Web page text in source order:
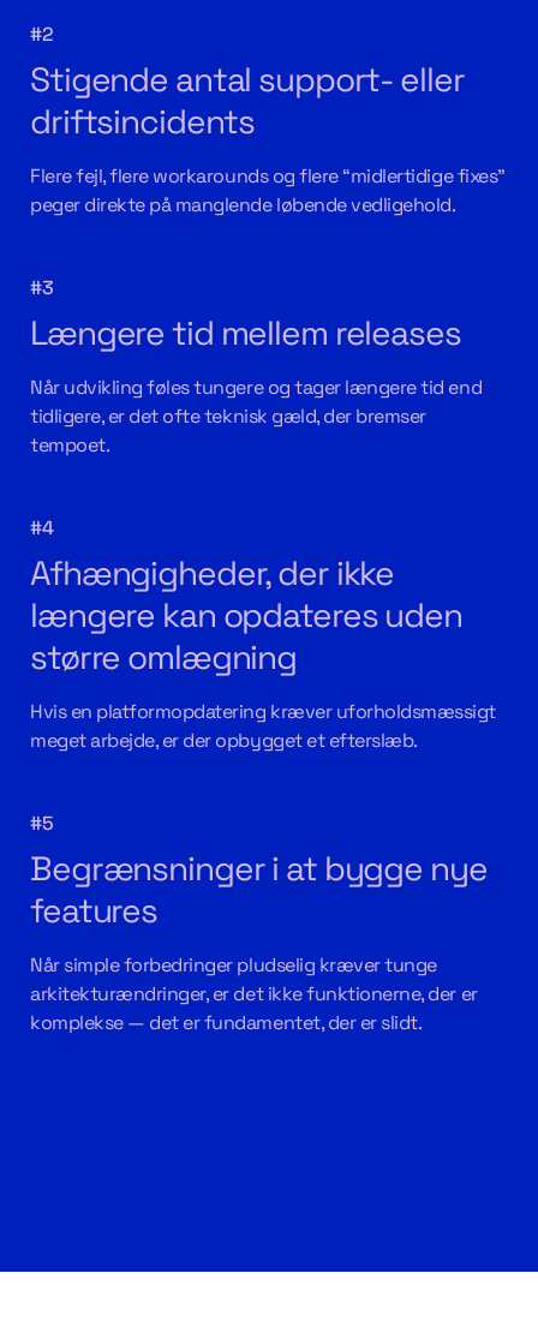
#2
Stigende antal support- eller
driftsincidents
Flere fejl, flere workarounds og flere “midlertidige fixes”
peger direkte på manglende løbende vedligehold.
#3
Længere tid mellem releases
Når udvikling føles tungere og tager længere tid end
tidligere, er det ofte teknisk gæld, der bremser
tempoet.
#4
Afhængigheder, der ikke
længere kan opdateres uden
større omlægning
Hvis en platformopdatering kræver uforholdsmæssigt
meget arbejde, er der opbygget et efterslæb.
#5
Begrænsninger i at bygge nye
features
Når simple forbedringer pludselig kræver tunge
arkitekturændringer, er det ikke funktionerne, der er
komplekse — det er fundamentet, der er slidt.